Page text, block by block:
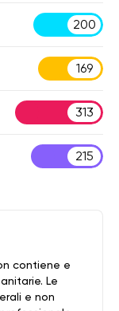
200
169
313
215
contiene e
Le
e non